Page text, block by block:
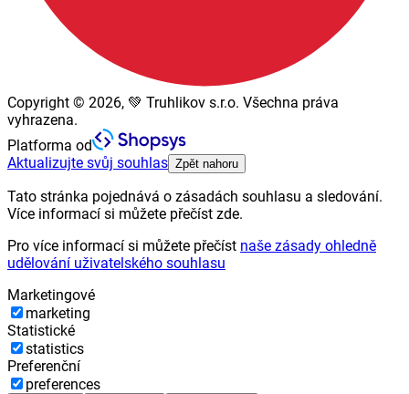
Copyright © 2026, 💚 Truhlikov s.r.o. Všechna práva
vyhrazena.
Platforma od
Aktualizujte svůj souhlas Zpět nahoru
Tato stránka pojednává o zásadách souhlasu a sledování.
Více informací si můžete přečíst zde.
Pro více informací si můžete přečíst naše zásady ohledně
udělování uživatelského souhlasu
Marketingové
marketing
Statistické
statistics
Preferenční
preferences